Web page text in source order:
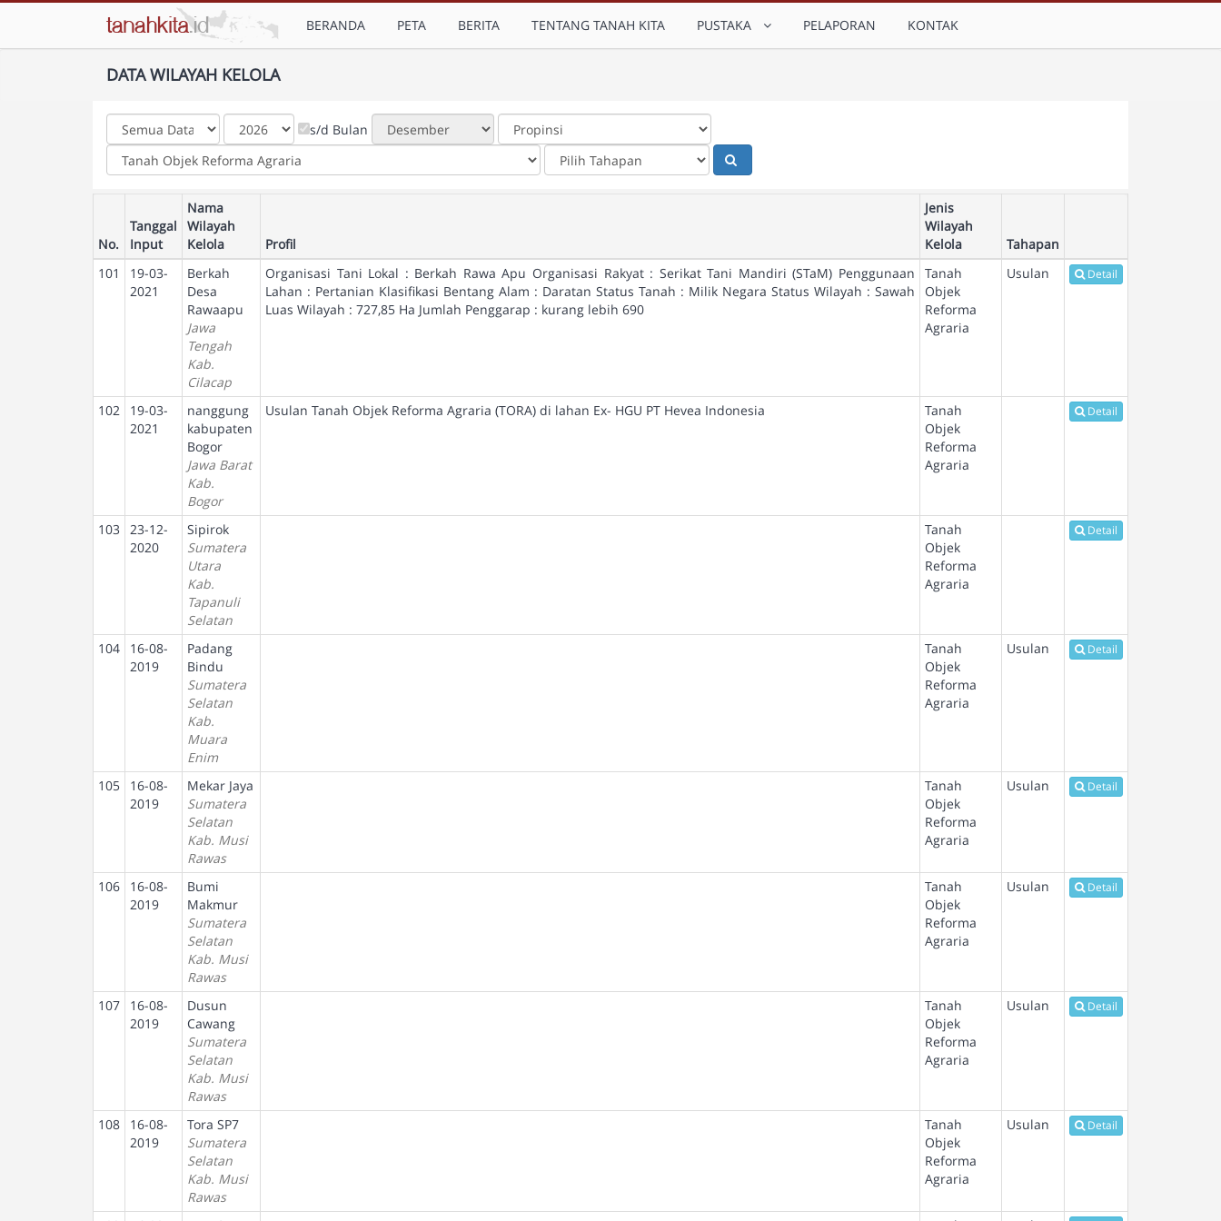
BERANDA PETA BERITA TENTANG TANAH KITA PUSTAKA PELAPORAN KONTAK
DATA WILAYAH KELOLA
s/d Bulan
No.
Tanggal
Input
Nama
Wilayah
Kelola
Profil
Jenis
Wilayah
Kelola
Tahapan
101
19-03-
2021
Berkah
Desa
Rawaapu
Jawa
Tengah
Kab.
Cilacap
Organisasi Tani Lokal : Berkah Rawa Apu Organisasi Rakyat : Serikat Tani Mandiri (STaM) Penggunaan
Lahan : Pertanian Klasifikasi Bentang Alam : Daratan Status Tanah : Milik Negara Status Wilayah : Sawah
Luas Wilayah : 727,85 Ha Jumlah Penggarap : kurang lebih 690
Tanah
Objek
Reforma
Agraria
Usulan Detail
102
19-03-
2021
nanggung
kabupaten
Bogor
Jawa Barat
Kab.
Bogor
Usulan Tanah Objek Reforma Agraria (TORA) di lahan Ex- HGU PT Hevea Indonesia
Tanah
Objek
Reforma
Agraria
Detail
103
23-12-
2020
Sipirok
Sumatera
Utara
Kab.
Tapanuli
Selatan
Tanah
Objek
Reforma
Agraria
Detail
104
16-08-
2019
Padang
Bindu
Sumatera
Selatan
Kab.
Muara
Enim
Tanah
Objek
Reforma
Agraria
Usulan Detail
105
16-08-
2019
Mekar Jaya
Sumatera
Selatan
Kab. Musi
Rawas
Tanah
Objek
Reforma
Agraria
Usulan Detail
106
16-08-
2019
Bumi
Makmur
Sumatera
Selatan
Kab. Musi
Rawas
Tanah
Objek
Reforma
Agraria
Usulan Detail
107
16-08-
2019
Dusun
Cawang
Sumatera
Selatan
Kab. Musi
Rawas
Tanah
Objek
Reforma
Agraria
Usulan Detail
108
16-08-
2019
Tora SP7
Sumatera
Selatan
Kab. Musi
Rawas
Tanah
Objek
Reforma
Agraria
Usulan Detail